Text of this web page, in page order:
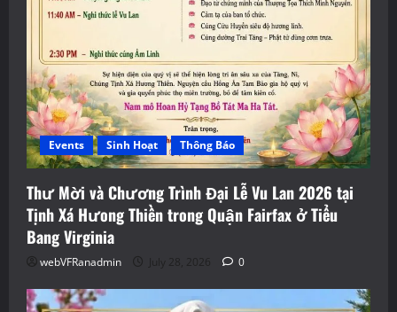
Events Sinh Hoạt Thông Báo
Thư Mời và Chương Trình Đại Lễ Vu Lan 2026 tại
Tịnh Xá Hưong Thiền trong Quận Fairfax ở Tiểu
Bang Virginia
webVFRanadmin July 28, 2026 0